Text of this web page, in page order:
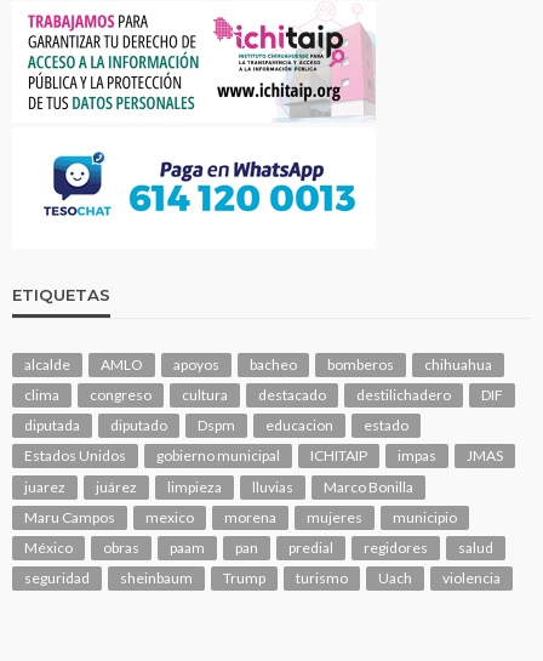
ETIQUETAS
alcalde AMLO apoyos bacheo bomberos
chihuahua
clima
congreso cultura destacado destilichadero
DIF
diputada
diputado Dspm educacion
estado
Estados Unidos
gobierno municipal ICHITAIP impas
JMAS
juarez
juárez limpieza lluvias
Marco Bonilla
Maru Campos
mexico morena mujeres
municipio
México
obras paam pan predial regidores
salud
seguridad
sheinbaum Trump turismo Uach violencia